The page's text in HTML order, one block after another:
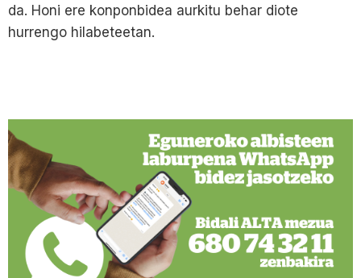
da. Honi ere konponbidea aurkitu behar diote
hurrengo hilabeteetan.